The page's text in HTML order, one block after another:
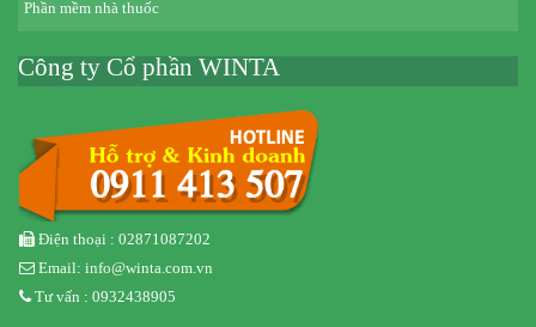
Phần mềm nhà thuốc
Công ty Cổ phần WINTA
Điện thoại : 02871087202
Email: info@winta.com.vn
Tư vấn : 0932438905